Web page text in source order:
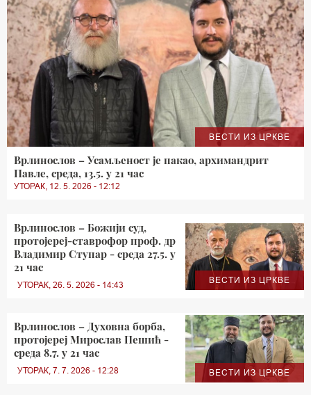
ВЕСТИ ИЗ ЦРКВЕ
Врлинослов – Усамљеност је пакао, архимандрит
Павле, среда, 13.5. у 21 час
УТОРАК, 12. 5. 2026 - 12:12
ВЕСТИ ИЗ ЦРКВЕ
Врлинослов – Божији суд,
протојереј-ставрофор проф. др
Владимир Ступар - среда 27.5. у
21 час
УТОРАК, 26. 5. 2026 - 14:43
ВЕСТИ ИЗ ЦРКВЕ
Врлинослов – Духовна борба,
протојереј Мирослав Пешић -
среда 8.7. у 21 час
УТОРАК, 7. 7. 2026 - 12:28